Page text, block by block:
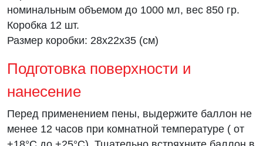
номинальным объемом до 1000 мл, вес 850 гр.
Коробка 12 шт.
Размер коробки: 28х22х35 (см)
Подготовка поверхности и
нанесение
Перед применением пены, выдержите баллон не
менее 12 часов при комнатной температуре ( от